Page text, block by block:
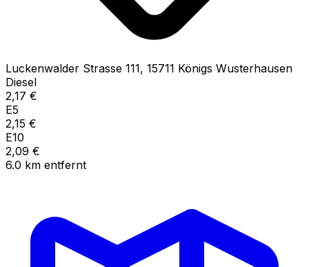
Luckenwalder Strasse 111, 15711 Königs Wusterhausen
Diesel
2,17 €
E5
2,15 €
E10
2,09 €
6.0 km entfernt